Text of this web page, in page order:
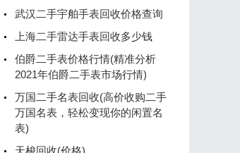
武汉二手宇舶手表回收价格查询
上海二手雷达手表回收多少钱
伯爵二手表价格行情(精准分析
2021年伯爵二手表市场行情)
万国二手名表回收(高价收购二手
万国名表，轻松变现你的闲置名
表)
天梭回收(价格)